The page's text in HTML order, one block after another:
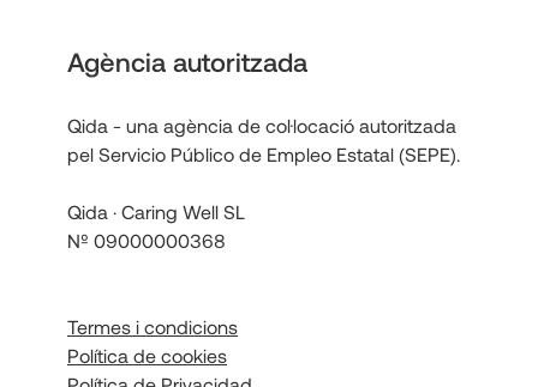
Agència autoritzada
Qida - una agència de col·locació autoritzada
pel Servicio Público de Empleo Estatal (SEPE).
Qida · Caring Well SL
Nº 09000000368
Termes i condicions
Política de cookies